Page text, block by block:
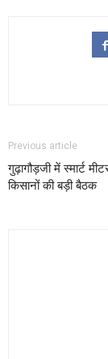
Previous article
गुढ़ागौड़जी में स्मार्ट
किसानों की बड़ी बैठक